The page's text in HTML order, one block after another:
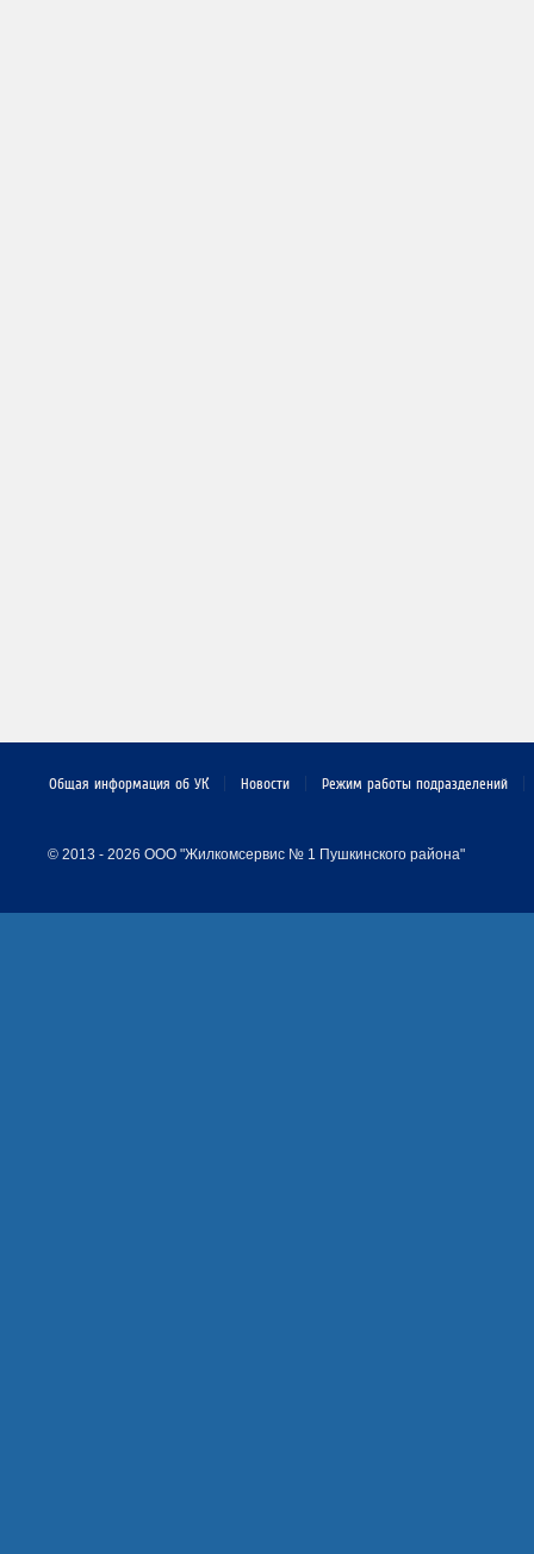
Общая информация об УК Новости Режим работы подразделений
© 2013 - 2026 ООО "Жилкомсервис № 1 Пушкинского района"